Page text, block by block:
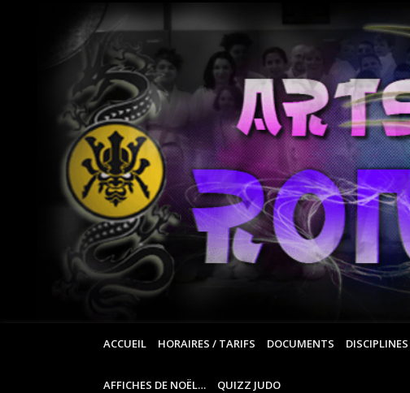
ACCUEIL HORAIRES / TARIFS DOCUMENTS DISCIPLINES
AFFICHES DE NOËL… QUIZZ JUDO